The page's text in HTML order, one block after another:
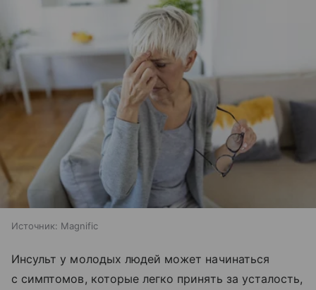
Источник: Magnific
Инсульт у молодых людей может начинаться
с симптомов, которые легко принять за усталость,